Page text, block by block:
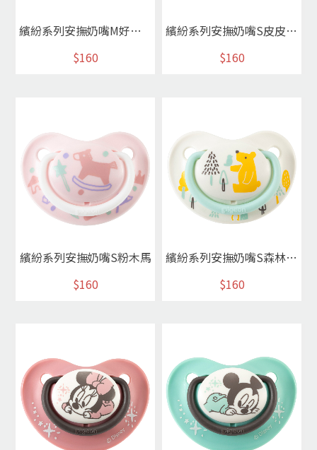
繽紛系列安撫奶嘴M好眠羊
$160
繽紛系列安撫奶嘴S皮皮狗紫
$160
繽紛系列安撫奶嘴S粉木馬
$160
繽紛系列安撫奶嘴S森林小熊
$160